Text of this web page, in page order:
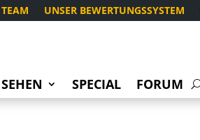
UNSER BEWERTUNGSSYSTEM
SEHEN SPECIAL FORUM